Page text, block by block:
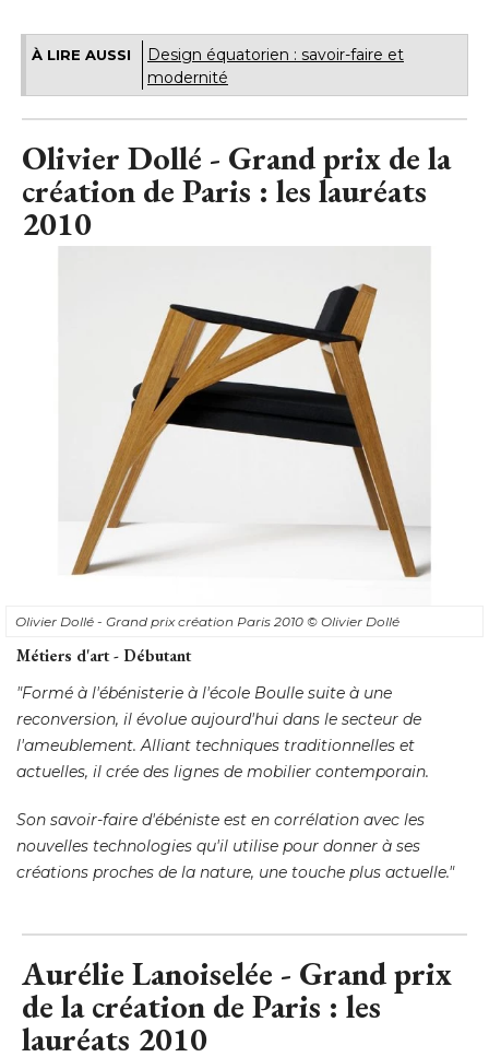
À LIRE AUSSI
Design équatorien : savoir-faire et
modernité
Olivier Dollé - Grand prix de la
création de Paris : les lauréats
2010
Olivier Dollé - Grand prix création Paris 2010 © Olivier Dollé
Métiers d'art - Débutant
"Formé à l'ébénisterie à l'école Boulle suite à une
reconversion, il évolue aujourd'hui dans le secteur de
l'ameublement. Alliant techniques traditionnelles et
actuelles, il crée des lignes de mobilier contemporain.
Son savoir-faire d'ébéniste est en corrélation avec les
nouvelles technologies qu'il utilise pour donner à ses
créations proches de la nature, une touche plus actuelle."
Aurélie Lanoiselée - Grand prix
de la création de Paris : les
lauréats 2010